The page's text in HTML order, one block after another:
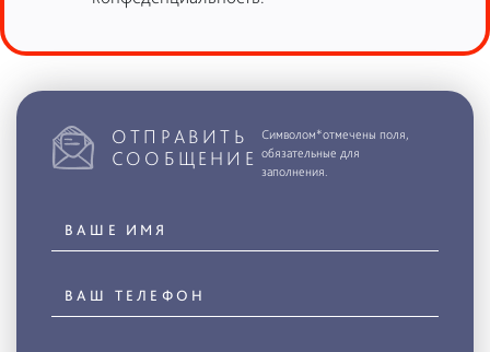
ОТПРАВИТЬ
СООБЩЕНИЕ
Символом*отмечены поля,
обязательные для
заполнения.